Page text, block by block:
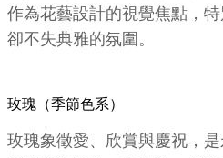
作為花藝設計的視覺焦點，
卻不失典雅的氛圍。
玫瑰（季節色系）
玫瑰象徵愛、欣賞與慶祝，